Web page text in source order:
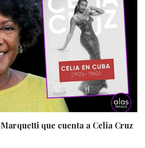
que cuenta a Celia Cruz